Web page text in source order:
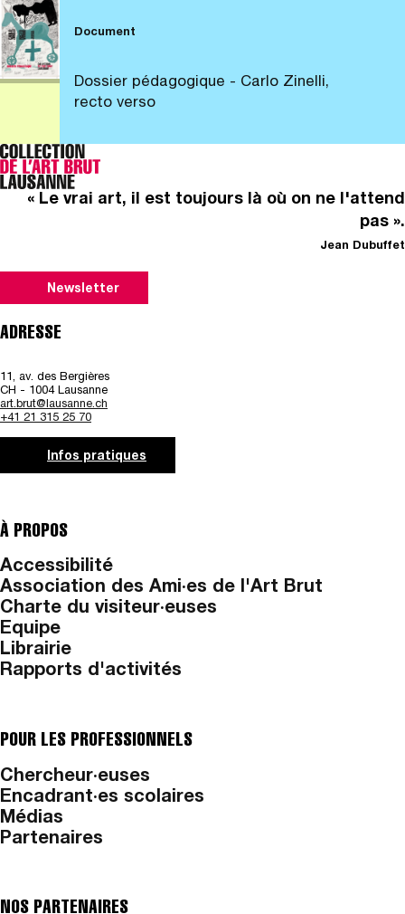
Document
Dossier pédagogique - Carlo Zinelli,
recto verso
« Le vrai art, il est toujours là où on ne l'attend
pas ».
Jean Dubuffet
Newsletter
ADRESSE
11, av. des Bergières
CH - 1004 Lausanne
art.brut@lausanne.ch
+41 21 315 25 70
Infos pratiques
À PROPOS
Accessibilité
Association des Ami·es de l'Art Brut
Charte du visiteur·euses
Equipe
Librairie
Rapports d'activités
POUR LES PROFESSIONNELS
Chercheur·euses
Encadrant·es scolaires
Médias
Partenaires
NOS PARTENAIRES